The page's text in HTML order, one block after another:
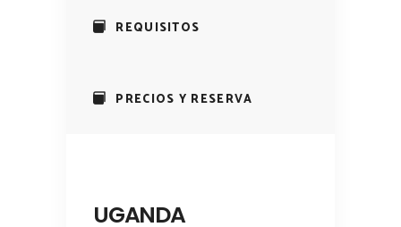
REQUISITOS
PRECIOS Y RESERVA
UGANDA